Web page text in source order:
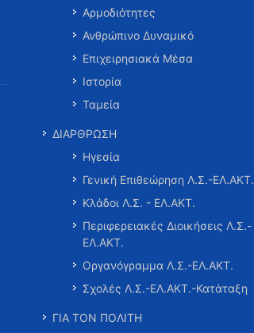
Αρμοδιότητες
Ανθρώπινο Δυναμικό
Επιχειρησιακά Μέσα
Ιστορία
Ταμεία
ΔΙΑΡΘΡΩΣΗ
Ηγεσία
Γενική Επιθεώρηση Λ.Σ.-ΕΛ.ΑΚΤ.
Κλάδοι Λ.Σ. - ΕΛ.ΑΚΤ.
Περιφερειακές Διοικήσεις Λ.Σ.-
ΕΛ.ΑΚΤ.
Οργανόγραμμα Λ.Σ.-ΕΛ.ΑΚΤ.
Σχολές Λ.Σ.-ΕΛ.ΑΚΤ.-Κατάταξη
ΓΙΑ ΤΟΝ ΠΟΛΙΤΗ